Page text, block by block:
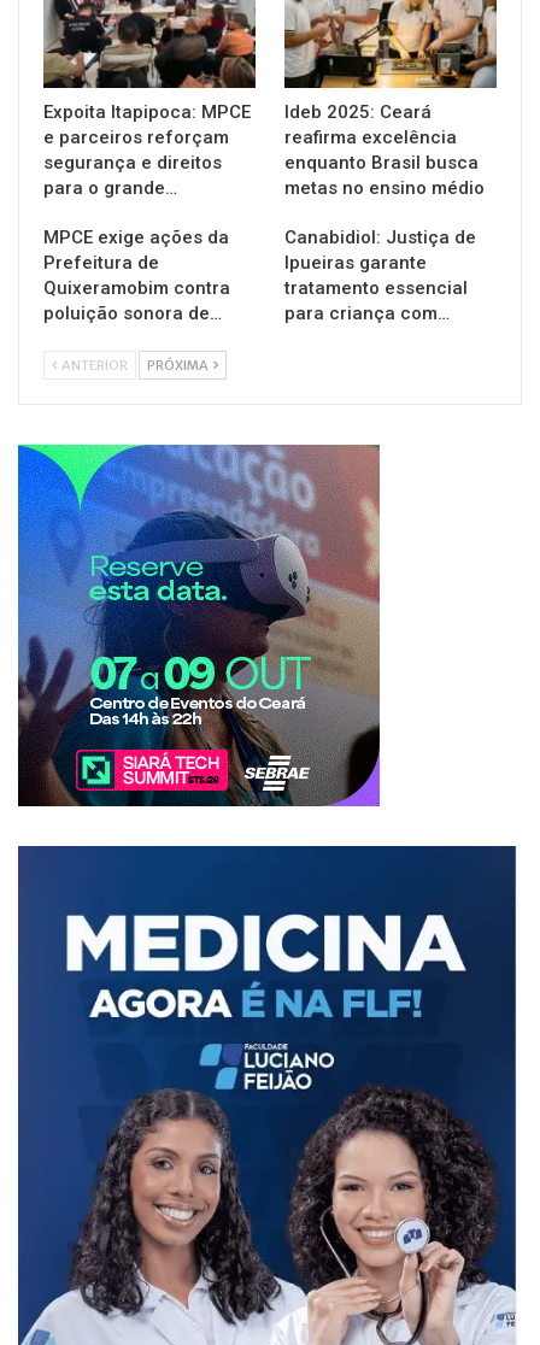
Expoita Itapipoca: MPCE
e parceiros reforçam
segurança e direitos
para o grande…
Ideb 2025: Ceará
reafirma excelência
enquanto Brasil busca
metas no ensino médio
MPCE exige ações da
Prefeitura de
Quixeramobim contra
poluição sonora de…
Canabidiol: Justiça de
Ipueiras garante
tratamento essencial
para criança com…
ANTERIOR PRÓXIMA